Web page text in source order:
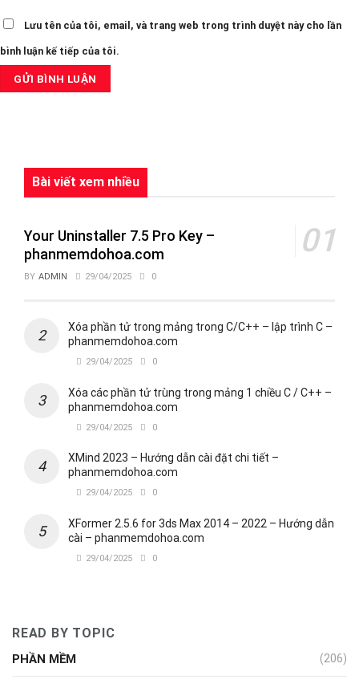
Lưu tên của tôi, email, và trang web trong trình duyệt này cho lần
bình luận kế tiếp của tôi.
Bài viết xem nhiều
Your Uninstaller 7.5 Pro Key –
phanmemdohoa.com
BY ADMIN 29/04/2025 0
Xóa phần tử trong mảng trong C/C++ – lập trình C –
phanmemdohoa.com
29/04/2025 0
Xóa các phần tử trùng trong mảng 1 chiều C / C++ –
phanmemdohoa.com
29/04/2025 0
XMind 2023 – Hướng dẫn cài đặt chi tiết –
phanmemdohoa.com
29/04/2025 0
XFormer 2.5.6 for 3ds Max 2014 – 2022 – Hướng dẫn
cài – phanmemdohoa.com
29/04/2025 0
READ BY TOPIC
PHẦN MỀM (206)